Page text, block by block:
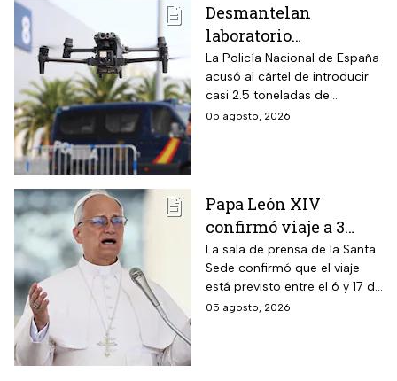
Desmantelan
laboratorio
clandestino del CJNG
en Cataluña, España;
detienen a 13
personas
La Policía Nacional de España
acusó al cártel de introducir
casi 2.5 toneladas de
metanfetaminas procedente
05 agosto, 2026
Papa León XIV
confirmó viaje a 3
países de
Latinoamérica
La sala de prensa de la Santa
Sede confirmó que el viaje
está previsto entre el 6 y 17 de
noviembre de este mismo
05 agosto, 2026